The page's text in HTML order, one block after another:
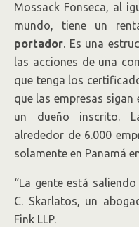
Mossack Fonseca, al
mundo, tiene un
portador. Es una
las acciones de una
que tenga los
que las empresas
un dueño inscrito.
alrededor de 6.000
solamente en Panamá
“La gente está
C. Skarlatos, un
Fink LLP.